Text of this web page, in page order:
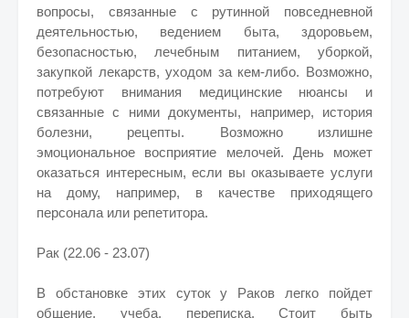
вопросы, связанные с рутинной повседневной
деятельностью, ведением быта, здоровьем,
безопасностью, лечебным питанием, уборкой,
закупкой лекарств, уходом за кем-либо. Возможно,
потребуют внимания медицинские нюансы и
связанные с ними документы, например, история
болезни, рецепты. Возможно излишне
эмоциональное восприятие мелочей. День может
оказаться интересным, если вы оказываете услуги
на дому, например, в качестве приходящего
персонала или репетитора.
Рак (22.06 - 23.07)
В обстановке этих суток у Раков легко пойдет
общение, учеба, переписка. Стоит быть